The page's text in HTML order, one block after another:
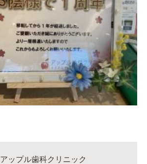
アップル歯科クリニック